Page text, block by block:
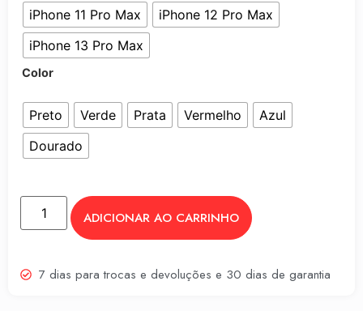
iPhone 11 Pro Max
iPhone 12 Pro Max
iPhone 13 Pro Max
Color
Preto Verde Prata Vermelho
Azul
Dourado
ADICIONAR AO CARRINHO
7 dias para trocas e devoluções e 30 dias de garantia